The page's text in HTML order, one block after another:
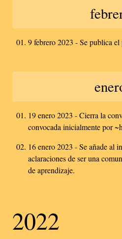
9 febrero 2023 - Se publica
19 enero 2023 - Cierra la
convocada inicialmente por
16 enero 2023 - Se añade al
aclaraciones de ser una
de aprendizaje.
2022